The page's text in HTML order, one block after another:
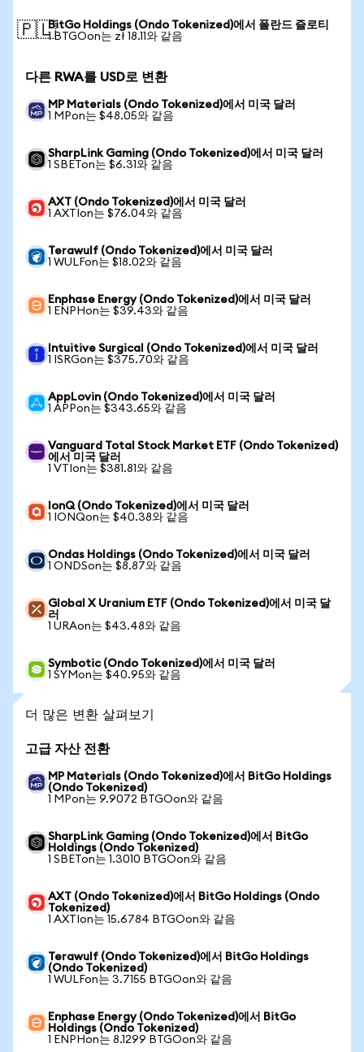
🇵🇱BitGo Holdings (Ondo Tokenized)에서 폴란드 즐로티
1 BTGOon는 zł 18.11와 같음
다른 RWA를 USD로 변환
MP Materials (Ondo Tokenized)에서 미국 달러
1 MPon는 $48.05와 같음
SharpLink Gaming (Ondo Tokenized)에서 미국 달러
1 SBETon는 $6.31와 같음
AXT (Ondo Tokenized)에서 미국 달러
1 AXTIon는 $76.04와 같음
Terawulf (Ondo Tokenized)에서 미국 달러
1 WULFon는 $18.02와 같음
Enphase Energy (Ondo Tokenized)에서 미국 달러
1 ENPHon는 $39.43와 같음
Intuitive Surgical (Ondo Tokenized)에서 미국 달러
1 ISRGon는 $375.70와 같음
AppLovin (Ondo Tokenized)에서 미국 달러
1 APPon는 $343.65와 같음
Vanguard Total Stock Market ETF (Ondo Tokenized)
에서 미국 달러
1 VTIon는 $381.81와 같음
IonQ (Ondo Tokenized)에서 미국 달러
1 IONQon는 $40.38와 같음
Ondas Holdings (Ondo Tokenized)에서 미국 달러
1 ONDSon는 $8.87와 같음
Global X Uranium ETF (Ondo Tokenized)에서 미국 달
러
1 URAon는 $43.48와 같음
Symbotic (Ondo Tokenized)에서 미국 달러
1 SYMon는 $40.95와 같음
더 많은 변환 살펴보기
고급 자산 전환
MP Materials (Ondo Tokenized)에서 BitGo Holdings
(Ondo Tokenized)
1 MPon는 9.9072 BTGOon와 같음
SharpLink Gaming (Ondo Tokenized)에서 BitGo
Holdings (Ondo Tokenized)
1 SBETon는 1.3010 BTGOon와 같음
AXT (Ondo Tokenized)에서 BitGo Holdings (Ondo
Tokenized)
1 AXTIon는 15.6784 BTGOon와 같음
Terawulf (Ondo Tokenized)에서 BitGo Holdings
(Ondo Tokenized)
1 WULFon는 3.7155 BTGOon와 같음
Enphase Energy (Ondo Tokenized)에서 BitGo
Holdings (Ondo Tokenized)
1 ENPHon는 8.1299 BTGOon와 같음